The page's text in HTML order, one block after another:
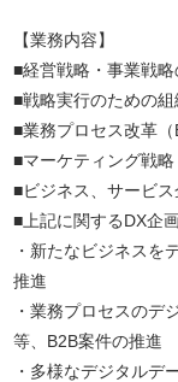
【業務内容】
■経営戦略・事業戦
■戦略実行のための
■業務プロセス改革（
■マーケティング戦
■ビジネス、サービ
■上記に関するDX企
・新たなビジネスを
推進
・業務プロセスのデ
等、B2B案件の推進
・多様なデジタルデ